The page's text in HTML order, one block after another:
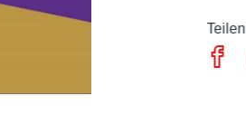
Teilen